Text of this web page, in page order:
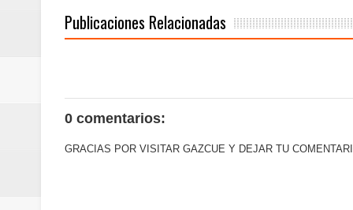
Centro Cultural Banreservas
Publicaciones Relacionadas
0 comentarios:
GRACIAS POR VISITAR GAZCUE Y DEJAR TU